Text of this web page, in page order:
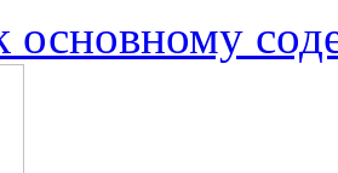
основному